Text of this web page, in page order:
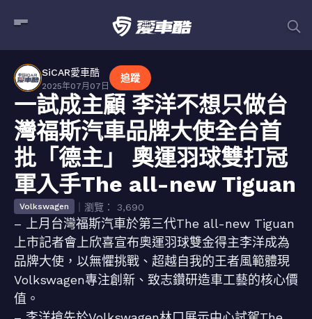
SiCAR愛車酷
2025年07月07日
追蹤
一試成主顧 李洋不想只做台
灣福斯汽車品牌大使全台首
批「德主」 奧運羽球雙打冠
軍入手The all-new Tiguan
Volkswagen ｜瀏覽： 3,690
– 上月台灣福斯汽車於第三代The all-new Tiguan
上市記者會上欣喜宣布奧運羽球雙金得主李洋成為
品牌大使，以無懼挑戰、超越自我的王者風範體現
Volkswagen專注創新、致志鑽研造車工藝的核心價
值。